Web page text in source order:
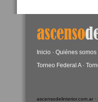
Inicio · Quiénes somos
Torneo Federal A·
ascensodelinterior.com.ar